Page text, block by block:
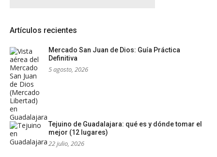
Artículos recientes
Mercado San Juan de Dios: Guía Práctica
Definitiva
5 agosto, 2026
Tejuino de Guadalajara: qué es y dónde tomar el
mejor (12 lugares)
22 julio, 2026